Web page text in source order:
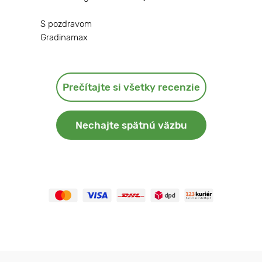
S pozdravom
Gradinamax
Prečítajte si všetky recenzie
Nechajte spätnú väzbu